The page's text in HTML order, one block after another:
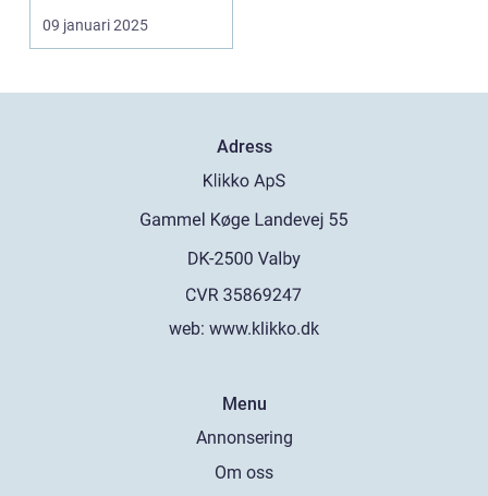
09 januari 2025
Adress
web: www.klikko.dk
Menu
Annonsering
Om oss